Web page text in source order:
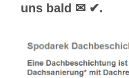
uns bald ✉ ✔.